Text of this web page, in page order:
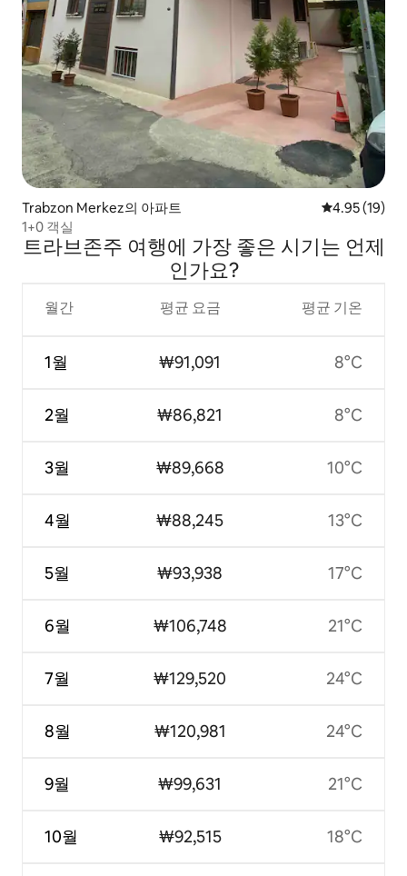
Trabzon Merkez의 아파트 평점 4.95점
4.95 (19)
1+0 객실
트라브존주 여행에 가장 좋은 시기는 언제
인가요?
월간
1월
2월
3월
4월
5월
6월
7월
8월
9월
10월
평균 요금
₩91,091
₩86,821
₩89,668
₩88,245
₩93,938
₩106,748
₩129,520
₩120,981
₩99,631
₩92,515
평균 기온
8°C
8°C
10°C
13°C
17°C
21°C
24°C
24°C
21°C
18°C